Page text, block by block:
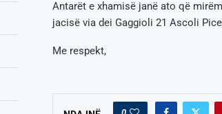
Antarët e xhamisë janë ato që
jacisë via dei Gaggioli 21 Ascoli
Me respekt,